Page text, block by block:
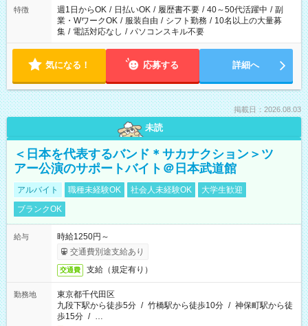
特徴 週1日からOK / 日払いOK / 履歴書不要 / 40～50代活躍中 / 副
業・WワークOK / 服装自由 / シフト勤務 / 10名以上の大量募
集 / 電話対応なし / パソコンスキル不要
気になる！ 応募する 詳細へ
掲載日：2026.08.03
未読
＜日本を代表するバンド＊サカナクション＞ツ
アー公演のサポートバイト＠日本武道館
アルバイト 職種未経験OK 社会人未経験OK
大学生歓迎
ブランクOK
給与
時給1250円～
交通費別途支給あり
交通費 支給（規定有り）
勤務地
東京都千代田区
九段下駅から徒歩5分 / 竹橋駅から徒歩10分 / 神保町駅から徒
歩15分 / …